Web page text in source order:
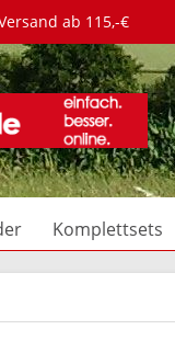
ab 115,-€
Komplettsets